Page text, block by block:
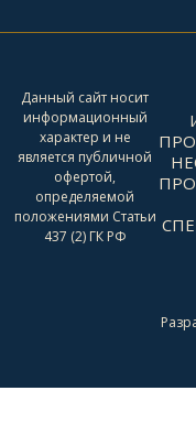
Данный сайт носит
информационный
характер и не
является публичной
офертой,
определяемой
положениями Статьи
437 (2) ГК РФ